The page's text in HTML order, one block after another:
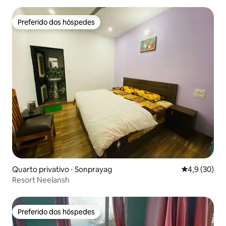
Preferido dos hóspedes
Preferido dos hóspedes
Quarto privativo ⋅ Sonprayag 4,9 de uma
4,9 (30)
Resort Neelansh
Preferido dos hóspedes
Preferido dos hóspedes